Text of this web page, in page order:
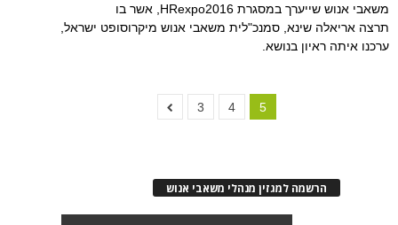
משאבי אנוש שייערך במסגרת HRexpo2016, אשר בו
תרצה אריאלה שינא, סמנכ"לית משאבי אנוש מיקרוסופט ישראל,
ערכנו איתה ראיון בנושא.
3 4 5
הרשמה למגזין מנהלי משאבי אנוש